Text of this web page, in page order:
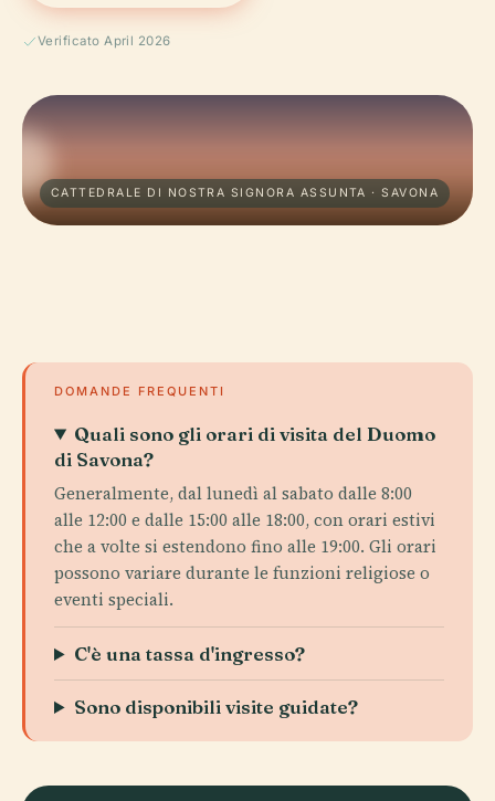
Verificato April 2026
CATTEDRALE DI NOSTRA SIGNORA ASSUNTA · SAVONA
DOMANDE FREQUENTI
Quali sono gli orari di visita del Duomo
di Savona?
Generalmente, dal lunedì al sabato dalle 8:00
alle 12:00 e dalle 15:00 alle 18:00, con orari estivi
che a volte si estendono fino alle 19:00. Gli orari
possono variare durante le funzioni religiose o
eventi speciali.
C'è una tassa d'ingresso?
Sono disponibili visite guidate?